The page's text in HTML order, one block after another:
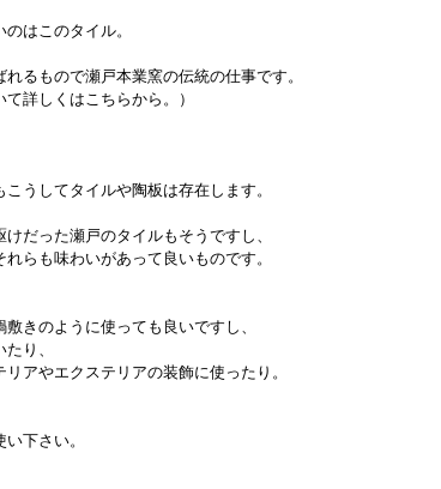
はこのタイル。
るもので瀬戸本業窯の伝統の仕事です。
て詳しくはこちらから。）
うしてタイルや陶板は存在します。
だった瀬戸のタイルもそうですし、
らも味わいがあって良いものです。
きのように使っても良いですし、
り、
アやエクステリアの装飾に使ったり。
下さい。